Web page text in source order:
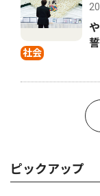
社会
ピックアップ